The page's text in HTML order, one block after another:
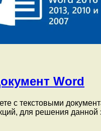
Word
с текстовыми
для решения